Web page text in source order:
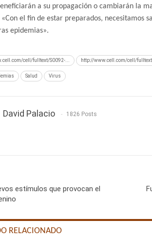
a su propagación o cambiarán la
el fin de estar preparados, necesitamos
epidemias».
cell/fulltext/S0092-... http://www.cell.com/cell/
Salud Virus
David Palacio 1826 Posts
estímulos que provocan el
RELACIONADO